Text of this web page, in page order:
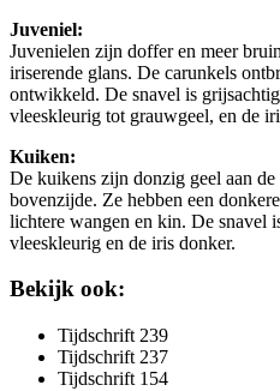
Juveniel:
Juvenielen zijn doffer en meer
iriserende glans. De carunkels
ontwikkeld. De snavel is
vleeskleurig tot grauwgeel, en de
Kuiken:
De kuikens zijn donzig geel aan
bovenzijde. Ze hebben een
lichtere wangen en kin. De snavel
vleeskleurig en de iris donker.
Bekijk ook:
Tijdschrift 239
Tijdschrift 237
Tijdschrift 154